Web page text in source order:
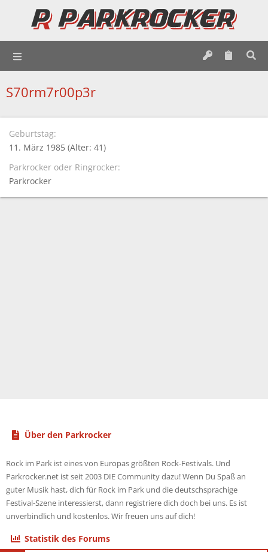
S70rm7r00p3r
Geburtstag
11. März 1985 (Alter: 41)
Parkrocker oder Ringrocker
Parkrocker
Über den Parkrocker
Rock im Park ist eines von Europas größten Rock-Festivals. Und
Parkrocker.net ist seit 2003 DIE Community dazu! Wenn Du Spaß an
guter Musik hast, dich für Rock im Park und die deutschsprachige
Festival-Szene interessierst, dann registriere dich doch bei uns. Es ist
unverbindlich und kostenlos. Wir freuen uns auf dich!
Statistik des Forums